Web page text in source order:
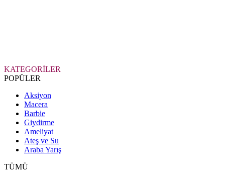
KATEGORİLER
POPÜLER
Aksiyon
Macera
Barbie
Giydirme
Ameliyat
Ateş ve Su
Araba Yarış
TÜMÜ